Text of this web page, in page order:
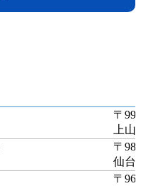
〒
上
〒
仙台
〒